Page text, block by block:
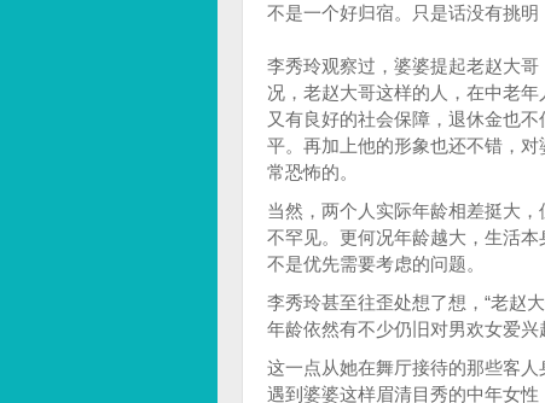
不是一个好归宿。只是话没有挑明
李秀玲观察过，婆婆提起老赵大
况，老赵大哥这样的人，在中老
又有良好的社会保障，退休金也
平。再加上他的形象也还不错，
常恐怖的。
当然，两个人实际年龄相差挺大
不罕见。更何况年龄越大，生活
不是优先需要考虑的问题。
李秀玲甚至往歪处想了想，“老赵
年龄依然有不少仍旧对男欢女爱兴
这一点从她在舞厅接待的那些客
遇到婆婆这样眉清目秀的中年女